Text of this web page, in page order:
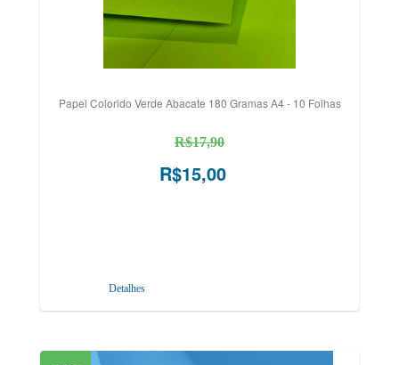
Papel Colorido Verde Abacate 180 Gramas A4 - 10 Folhas
R$17,90
R$15,00
Detalhes